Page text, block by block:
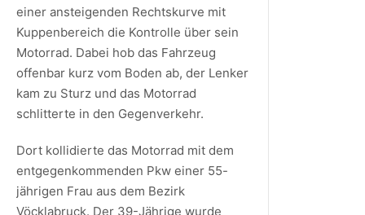
einer ansteigenden Rechtskurve mit
Kuppenbereich die Kontrolle über sein
Motorrad. Dabei hob das Fahrzeug
offenbar kurz vom Boden ab, der Lenker
kam zu Sturz und das Motorrad
schlitterte in den Gegenverkehr.
Dort kollidierte das Motorrad mit dem
entgegenkommenden Pkw einer 55-
jährigen Frau aus dem Bezirk
Vöcklabruck. Der 39-Jährige wurde